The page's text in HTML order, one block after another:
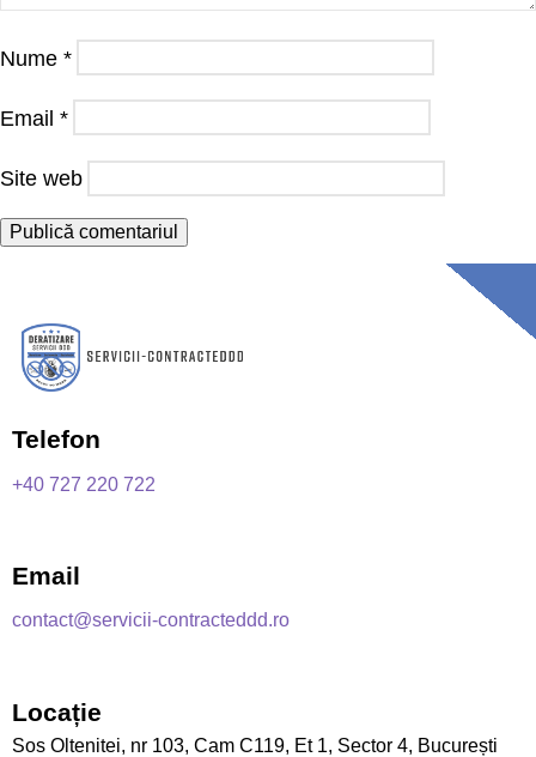
Nume *
Email *
Site web
Telefon
+40 727 220 722
Email
contact@servicii-contracteddd.ro
Locație
Sos Oltenitei, nr 103, Cam C119, Et 1, Sector 4, București